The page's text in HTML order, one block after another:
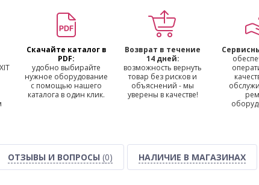
Скачайте каталог в
PDF:
удобно выбирайте
нужное оборудование
с помощью нашего
каталога в один клик.
Возврат в течение
14 дней:
возможность вернуть
товар без рисков и
объяснений - мы
уверены в качестве!
ОТЗЫВЫ И ВОПРОСЫ (0) НАЛИЧИЕ В МАГАЗИНАХ